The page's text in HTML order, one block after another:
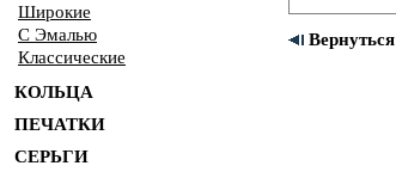
Широкие
С Эмалью
Классические
КОЛЬЦА
ПЕЧАТКИ
СЕРЬГИ
Вернуться